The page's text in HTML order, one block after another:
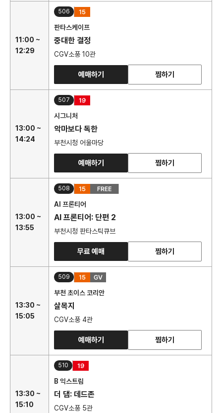
11:00 ~
12:29
506
판타스케이프
중대한 결정
CGV소풍 10관
예매하기 찜하기
13:00 ~
14:24
507
시그니처
악마보다 독한
부천시청 어울마당
예매하기 찜하기
13:00 ~
13:55
508
AI 프론티어
AI 프론티어: 단편 2
부천시청 판타스틱큐브
무료 예매 찜하기
13:30 ~
15:05
509
부천 초이스 코리안
살목지
CGV소풍 4관
예매하기 찜하기
13:30 ~
15:10
510
B 익스트림
더 댐: 데드존
CGV소풍 5관